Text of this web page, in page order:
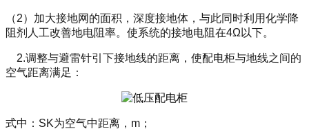
（2）加大接地网的面积，深度接地体，与此同时利用化学降
阻剂人工改善地电阻率。使系统的接地电阻在4Ω 以下。
2.调整与避雷针引下接地线的距离，使配电柜与地线之间的
空气距离满足：
式中： SK为空气中距离， m ；